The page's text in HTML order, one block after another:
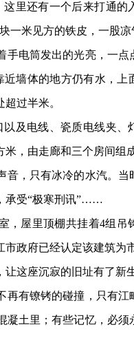
里还有一个后来打通的
一米见方的铁皮，一股凉
手电筒发出的光亮，一点
墙体的地方仍有水，上
过半米。
及电线、瓷质电线夹、
，由走廊和三个房间组
，只有冰冷的水汽。当
承受“极寒刑讯”……
，屋里顶棚共挂着4组吊
政府已经认定该建筑为
这座沉寂的旧址有了新生
再有镣铐的碰撞，只有
土里；有些记忆，必须